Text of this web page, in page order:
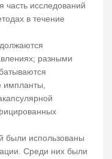
часть исследований
в течение
разными
импланты,
были использованы
Среди них были